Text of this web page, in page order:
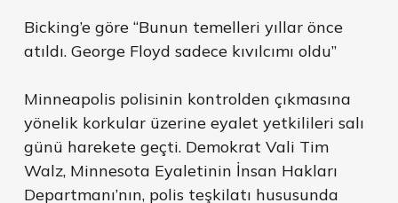
Bicking’e göre “Bunun temelleri yıllar önce
atıldı. George Floyd sadece kıvılcımı oldu”
Minneapolis polisinin kontrolden çıkmasına
yönelik korkular üzerine eyalet yetkilileri salı
günü harekete geçti. Demokrat Vali Tim
Walz, Minnesota Eyaletinin İnsan Hakları
Departmanı’nın, polis teşkilatı hususunda